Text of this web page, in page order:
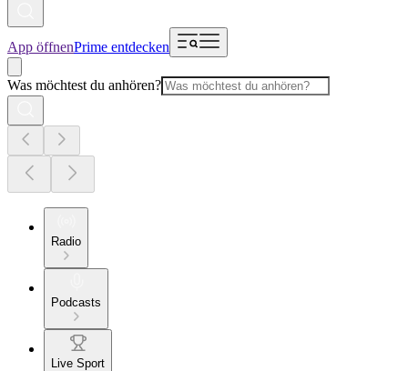
App öffnenPrime entdecken
Was möchtest du anhören?
Radio
Podcasts
Live Sport